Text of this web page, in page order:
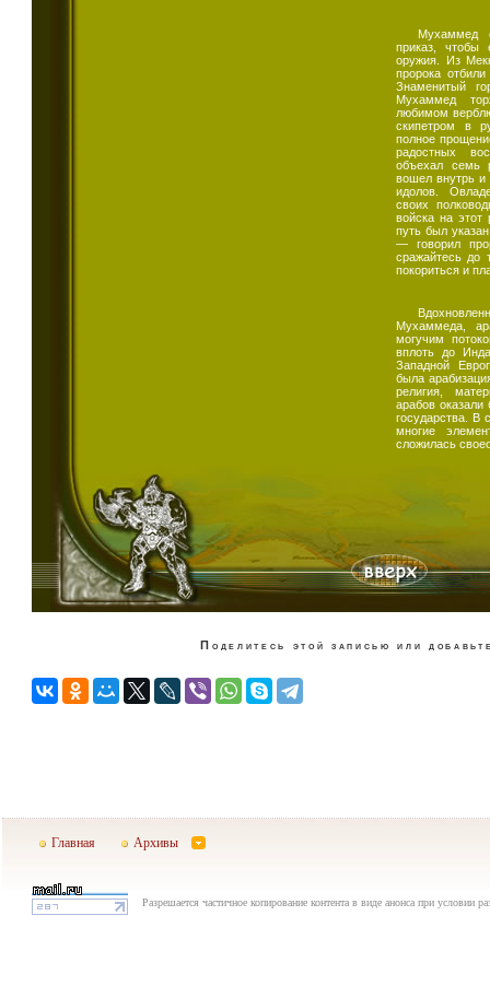
Мухаммед
приказ, чтобы
оружия. Из
пророка
Знаменитый
Мухаммед
любимом
скипетром в
полное
радостных
объехал семь
вошел внутрь и
идолов.
своих
войска на
путь был
— говорил
сражайтесь до
покориться и
Мухаммеда,
могучим
вплоть до
Западной
была
религия,
арабов
государства. В
многие
сложилась
Поделитесь этой записью или
Главная Архивы
Разрешается частичное копирование контента в виде анонса при условии